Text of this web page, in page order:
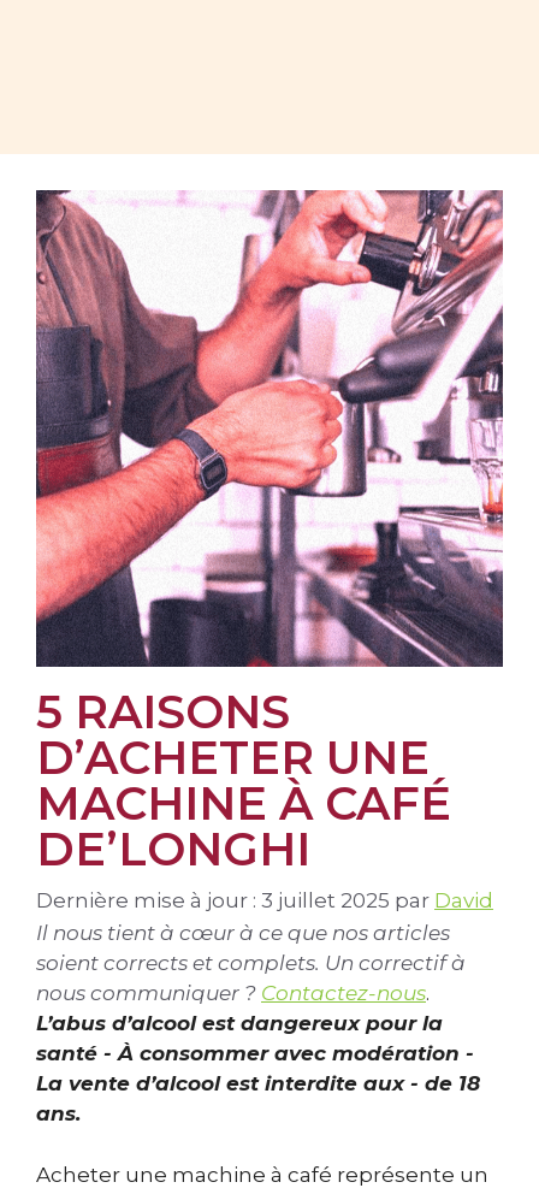
5 RAISONS
D’ACHETER UNE
MACHINE À CAFÉ
DE’LONGHI
Dernière mise à jour : 3 juillet 2025 par David
Il nous tient à cœur à ce que nos articles
soient corrects et complets. Un correctif à
nous communiquer ? Contactez-nous.
L’abus d’alcool est dangereux pour la
santé - À consommer avec modération -
La vente d’alcool est interdite aux - de 18
ans.
Acheter une machine à café représente un